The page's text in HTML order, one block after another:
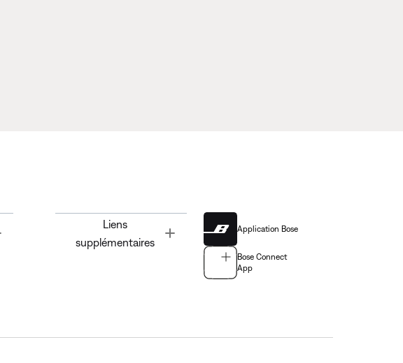
Toggle
Liens
supplémentaires
Application Bose
Bose Connect
App